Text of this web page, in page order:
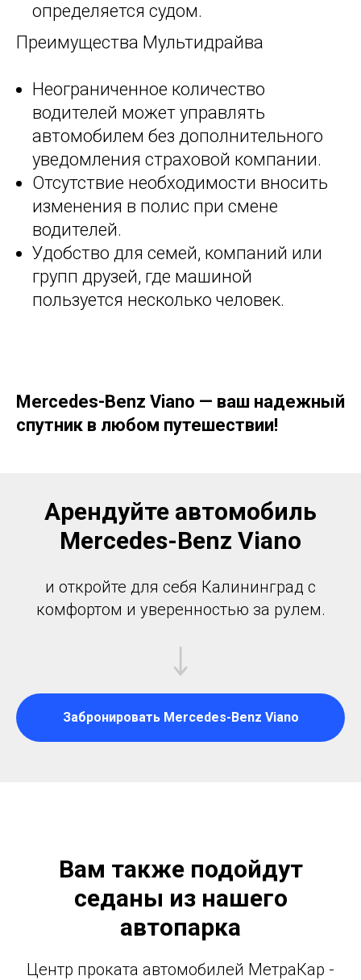
определяется судом.
Преимущества Мультидрайва
Неограниченное количество
водителей может управлять
автомобилем без дополнительного
уведомления страховой компании.
Отсутствие необходимости вносить
изменения в полис при смене
водителей.
Удобство для семей, компаний или
групп друзей, где машиной
пользуется несколько человек.
Mercedes-Benz Viano — ваш надежный
спутник в любом путешествии!
Арендуйте автомобиль
Mercedes-Benz Viano
и откройте для себя Калининград с
комфортом и уверенностью за рулем.
Забронировать Mercedes-Benz Viano
Вам также подойдут
седаны из нашего
автопарка
Центр проката автомобилей МетраКар -